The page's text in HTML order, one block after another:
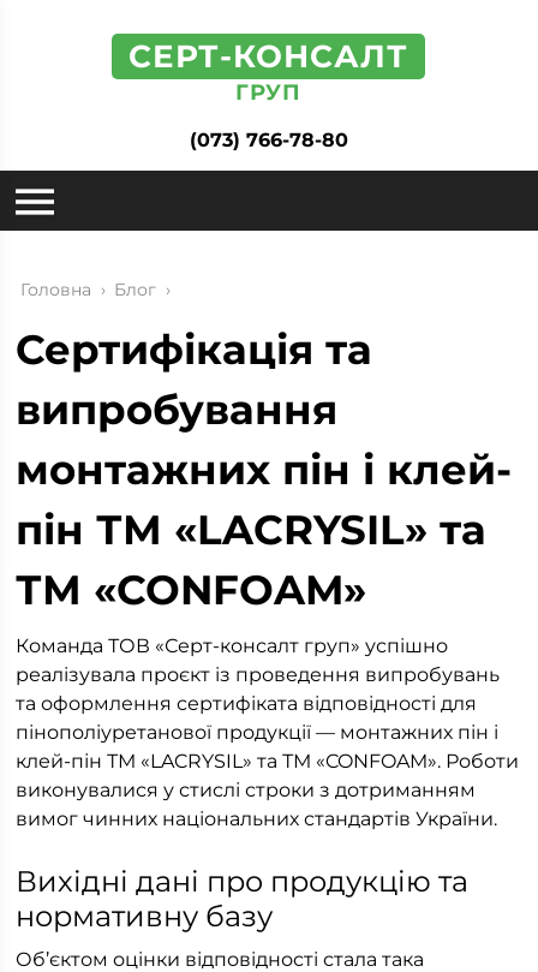
СЕРТ-КОНСАЛТ
ГРУП
(073) 766-78-80
Головна › Блог ›
Сертифікація та
випробування
монтажних пін і клей-
пін ТМ «LACRYSIL» та
ТМ «CONFOAM»
Команда ТОВ «Серт-консалт груп» успішно
реалізувала проєкт із проведення випробувань
та оформлення сертифіката відповідності для
пінополіуретанової продукції — монтажних пін і
клей-пін ТМ «LACRYSIL» та ТМ «CONFOAM». Роботи
виконувалися у стислі строки з дотриманням
вимог чинних національних стандартів України.
Вихідні дані про продукцію та
нормативну базу
Об’єктом оцінки відповідності стала така